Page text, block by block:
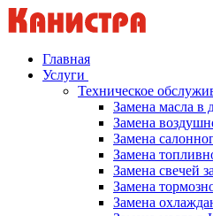
Главная
Услуги
Техническое
Замена масла в
Замена
Замена
Замена
Замена свечей
Замена
Замена